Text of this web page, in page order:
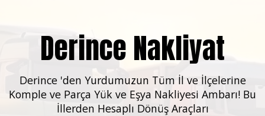
Derince Nakliyat
Derince 'den Yurdumuzun Tüm İl ve İlçelerine
Komple ve Parça Yük ve Eşya Nakliyesi Ambarı! Bu
İllerden Hesaplı Dönüş Araçları